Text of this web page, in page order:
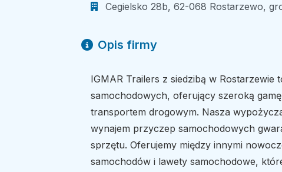
Cegielsko 28b, 62-068 Rostarzewo,
Opis firmy
IGMAR Trailers z siedzibą w Rostarzewie
samochodowych, oferujący szeroką
transportem drogowym. Nasza
wynajem przyczep samochodowych
sprzętu. Oferujemy między innymi
samochodów i lawety samochodowe,